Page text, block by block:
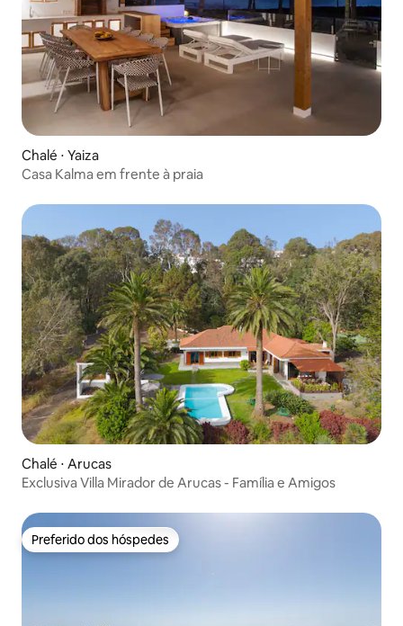
Chalé ⋅ Yaiza
Casa Kalma em frente à praia
Chalé ⋅ Arucas
Exclusiva Villa Mirador de Arucas - Família e Amigos
Preferido dos hóspedes
Preferido dos hóspedes